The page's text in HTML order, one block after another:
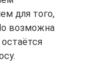
для того,
возможна